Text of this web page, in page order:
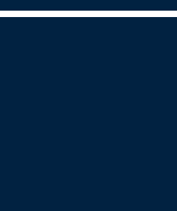
: Principes